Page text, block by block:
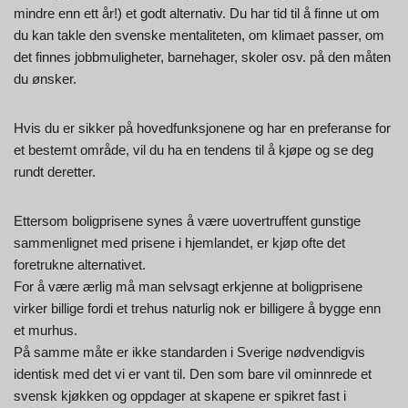
mindre enn ett år!) et godt alternativ. Du har tid til å finne ut om
du kan takle den svenske mentaliteten, om klimaet passer, om
det finnes jobbmuligheter, barnehager, skoler osv. på den måten
du ønsker.
Hvis du er sikker på hovedfunksjonene og har en preferanse for
et bestemt område, vil du ha en tendens til å kjøpe og se deg
rundt deretter.
Ettersom boligprisene synes å være uovertruffent gunstige
sammenlignet med prisene i hjemlandet, er kjøp ofte det
foretrukne alternativet.
For å være ærlig må man selvsagt erkjenne at boligprisene
virker billige fordi et trehus naturlig nok er billigere å bygge enn
et murhus.
På samme måte er ikke standarden i Sverige nødvendigvis
identisk med det vi er vant til. Den som bare vil ominnrede et
svensk kjøkken og oppdager at skapene er spikret fast i